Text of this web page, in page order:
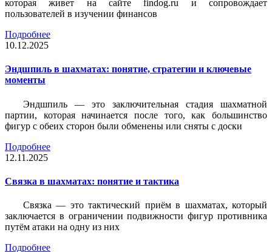
которая живет на сайте findog.ru и сопровождает
пользователей в изучении финансов
Подробнее
10.12.2025
Эндшпиль в шахматах: понятие, стратегии и ключевые
моменты
Эндшпиль — это заключительная стадия шахматной
партии, которая начинается после того, как большинство
фигур с обеих сторон были обменены или сняты с доски
Подробнее
12.11.2025
Связка в шахматах: понятие и тактика
Связка — это тактический приём в шахматах, который
заключается в ограничении подвижности фигур противника
путём атаки на одну из них
Подробнее